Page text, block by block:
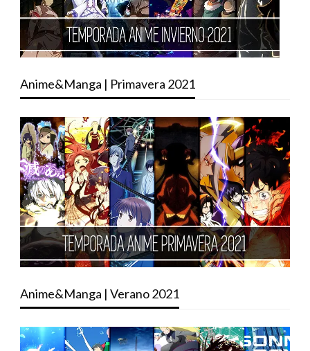
Anime&Manga | Primavera 2021
Anime&Manga | Verano 2021